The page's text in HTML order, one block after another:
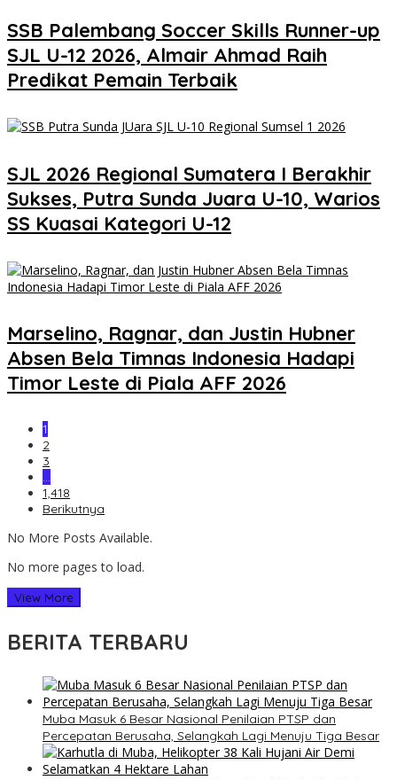
SSB Palembang Soccer Skills Runner-up
SJL U-12 2026, Almair Ahmad Raih
Predikat Pemain Terbaik
SJL 2026 Regional Sumatera I Berakhir
Sukses, Putra Sunda Juara U-10, Warios
SS Kuasai Kategori U-12
Marselino, Ragnar, dan Justin Hubner
Absen Bela Timnas Indonesia Hadapi
Timor Leste di Piala AFF 2026
1
2
3
…
1,418
Berikutnya
No More Posts Available.
No more pages to load.
View More
BERITA TERBARU
Muba Masuk 6 Besar Nasional Penilaian PTSP dan
Percepatan Berusaha, Selangkah Lagi Menuju Tiga Besar